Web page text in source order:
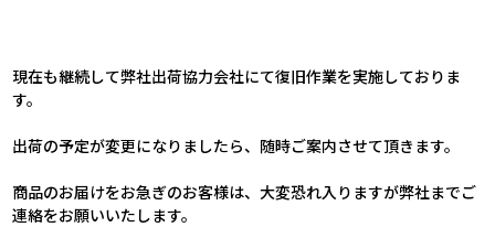
現在も継続して弊社出荷協力会社にて復旧作業を実施しておりま
す。
出荷の予定が変更になりましたら、随時ご案内させて頂きます。
商品のお届けをお急ぎのお客様は、大変恐れ入りますが弊社までご
連絡をお願いいたします。